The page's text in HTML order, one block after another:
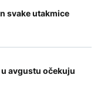
svake utakmice
avgustu očekuju